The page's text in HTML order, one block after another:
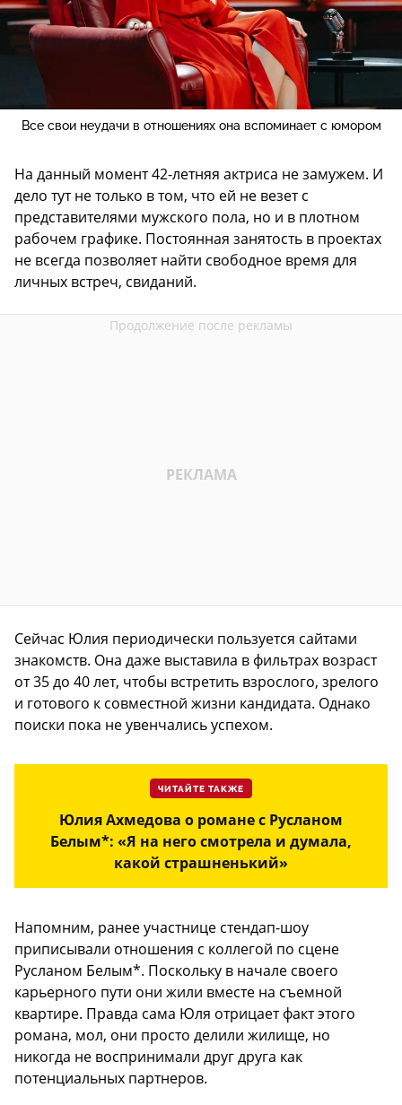
Все свои неудачи в отношениях она вспоминает с юмором
На данный момент 42-летняя актриса не замужем. И
дело тут не только в том, что ей не везет с
представителями мужского пола, но и в плотном
рабочем графике. Постоянная занятость в проектах
не всегда позволяет найти свободное время для
личных встреч, свиданий.
Сейчас Юлия периодически пользуется сайтами
знакомств. Она даже выставила в фильтрах возраст
от 35 до 40 лет, чтобы встретить взрослого, зрелого
и готового к совместной жизни кандидата. Однако
поиски пока не увенчались успехом.
ЧИТАЙТЕ ТАКЖЕ
Юлия Ахмедова о романе с Русланом
Белым*: «Я на него смотрела и думала,
какой страшненький»
Напомним, ранее участнице стендап-шоу
приписывали отношения с коллегой по сцене
Русланом Белым*. Поскольку в начале своего
карьерного пути они жили вместе на съемной
квартире. Правда сама Юля отрицает факт этого
романа, мол, они просто делили жилище, но
никогда не воспринимали друг друга как
потенциальных партнеров.